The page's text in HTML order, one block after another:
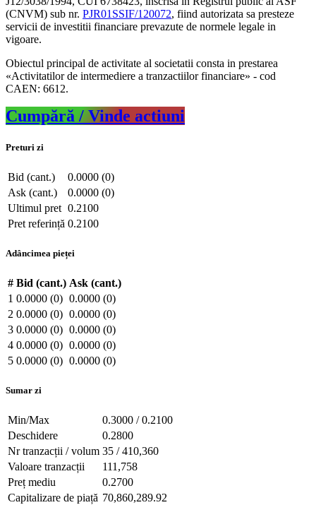
(CNVM) sub nr. PJR01SSIF/120072, fiind autorizata sa presteze
servicii de investitii financiare prevazute de normele legale in
vigoare.
Obiectul principal de activitate al societatii consta in prestarea
«Activitatilor de intermediere a tranzactiilor financiare» - cod
CAEN: 6612.
Cumpără / Vinde actiuni
Preturi zi
Bid (cant.)
0.0000 (0)
Ask (cant.)
0.0000 (0)
Ultimul pret 0.2100
Pret referință 0.2100
Adâncimea pieței
# Bid (cant.) Ask (cant.)
1 0.0000 (0) 0.0000 (0)
2 0.0000 (0) 0.0000 (0)
3 0.0000 (0) 0.0000 (0)
4 0.0000 (0) 0.0000 (0)
5 0.0000 (0) 0.0000 (0)
Sumar zi
Min/Max
0.3000 / 0.2100
Deschidere
0.2800
Nr tranzacții / volum 35 / 410,360
Valoare tranzacții
111,758
Preț mediu
0.2700
Capitalizare de piață 70,860,289.92